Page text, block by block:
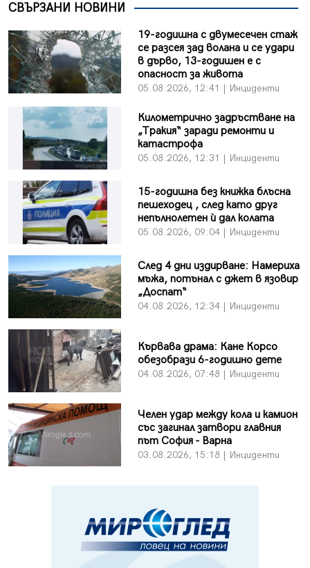
СВЪРЗАНИ НОВИНИ
19-годишна с двумесечен стаж
се разсея зад волана и се удари
в дърво, 13-годишен е с
опасност за живота
05.08.2026, 12:41 | Инциденти
Километрично задръстване на
„Тракия“ заради ремонти и
катастрофа
05.08.2026, 12:31 | Инциденти
15-годишна без книжка блъсна
пешеходец , след като друг
непълнолетен ѝ дал колата
05.08.2026, 09:04 | Инциденти
След 4 дни издирване: Намериха
мъжа, потънал с джет в язовир
„Доспат“
04.08.2026, 12:34 | Инциденти
Кървава драма: Кане Корсо
обезобрази 6-годишно дете
04.08.2026, 07:48 | Инциденти
Челен удар между кола и камион
със загинал затвори главния
път София - Варна
03.08.2026, 15:18 | Инциденти